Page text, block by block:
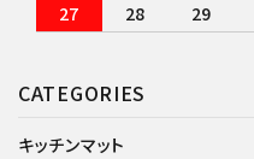
CATEGORIES
キッチンマット
27
28 29